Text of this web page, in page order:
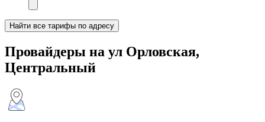
Найти все тарифы по адресу
Провайдеры на ул Орловская,
Центральный